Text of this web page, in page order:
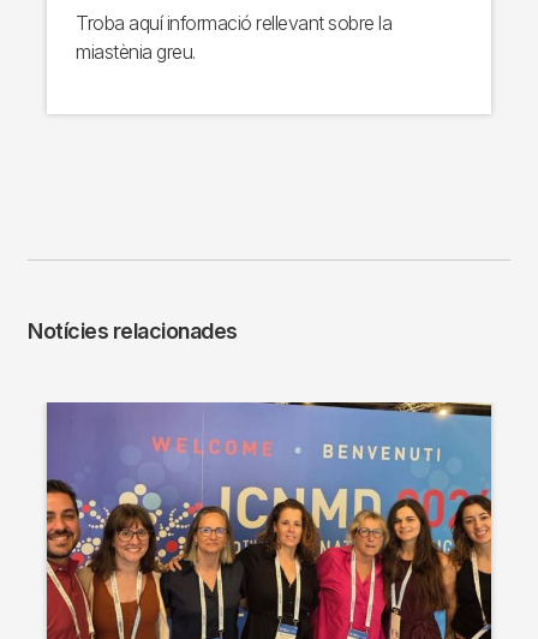
Troba aquí informació rellevant sobre la
miastènia greu.
Notícies relacionades